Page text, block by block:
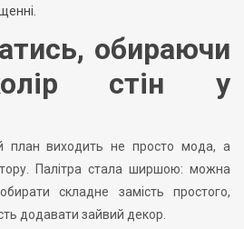
обираючи
стін у
план виходить не просто мода, а
Палітра стала ширшою: можна
складне замість простого,
додавати зайвий декор.